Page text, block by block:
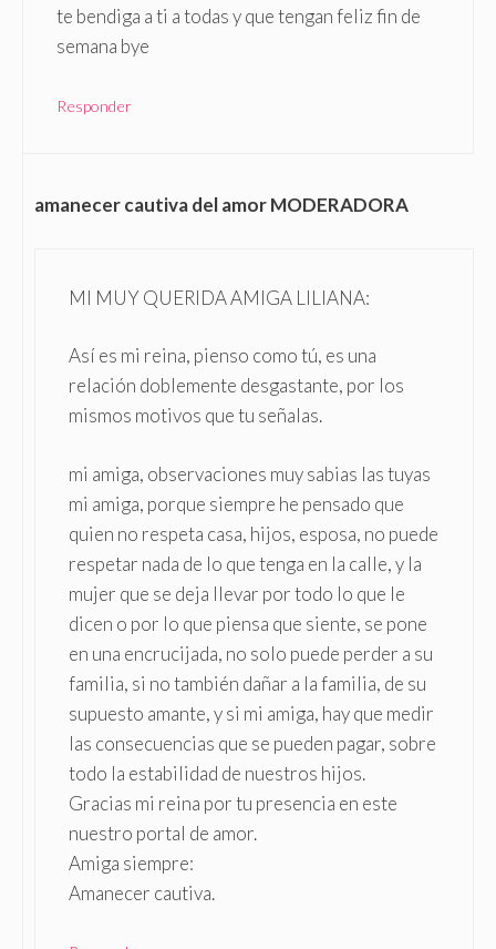
te bendiga a ti a todas y que tengan feliz fin de
semana bye
Responder
amanecer cautiva del amor MODERADORA
MI MUY QUERIDA AMIGA LILIANA:
Así es mi reina, pienso como tú, es una
relación doblemente desgastante, por los
mismos motivos que tu señalas.
mi amiga, observaciones muy sabias las tuyas
mi amiga, porque siempre he pensado que
quien no respeta casa, hijos, esposa, no puede
respetar nada de lo que tenga en la calle, y la
mujer que se deja llevar por todo lo que le
dicen o por lo que piensa que siente, se pone
en una encrucijada, no solo puede perder a su
familia, si no también dañar a la familia, de su
supuesto amante, y si mi amiga, hay que medir
las consecuencias que se pueden pagar, sobre
todo la estabilidad de nuestros hijos.
Gracias mi reina por tu presencia en este
nuestro portal de amor.
Amiga siempre:
Amanecer cautiva.